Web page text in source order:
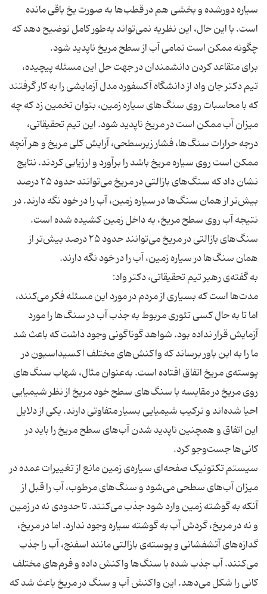
سیاره دورشده و بخشی هم در قطب‌ها به صورت یخ باقی مانده
است. با این حال، این نظریه نمی‌تواند به‌طور کامل توضیح دهد که
چگونه ممکن است تمامی آب از سطح مریخ ناپدید شود.
برای متقاعد کردن دانشمندان در جهت حل این مسئله پیچیده،
تیم دکتر جان واد از دانشگاه آکسفورد مدل آزمایشی را به کار گرفتند
که با محاسبات روی سنگ‌های سیاره زمین، بتوان تخمین زد که چه
میزان آب ممکن است در مریخ ناپدید شود. این تیم تحقیقاتی،
درجه حرارات سنگ‌ها، فشار زیر‌سطحی، آرایش کلی مریخ و هر آنچه
ممکن است روی سیاره مریخ باشد را برآورد و ارزیابی کردند. نتایج
نشان داد که سنگ‌های بازالتی در مریخ می‌توانند حدود ۲۵ درصد
بیش‌تر از همان سنگ‌ها در سیاره زمین، آب را در خود نگه دارند. در
نتیجه آب روی سطح مریخ، به داخل زمین کشیده شده است.
سنگ‌های بازالتی در مریخ می‌توانند حدود ۲۵ درصد بیش‌تر از
همان سنگ‌ها در سیاره زمین، آب را در خود نگه دارند.
به گفته‌ی رهبر تیم تحقیقاتی، دکتر واد:
مدت‌ها است که بسیاری از مردم در مورد این مسئله فکر می‌کنند،
اما تا به حال کسی تئوری مربوط به جذب آب در سنگ‌ها را مورد
آزمایش قرار نداده بود. شواهد گوناگونی وجود داشت که باعث شد
ما را به این باور برساند که واکنش‌های مختلف اکسیداسیون در
پوسته‌ی مریخ اتفاق افتاده است. به‌عنوان مثال، شهاب سنگ‌های
روی مریخ در مقایسه با سنگ‌های سطح خود مریخ از نظر شیمیایی
احیا شده‌اند و ترکیب شیمیایی بسیار متفاوتی دارند. یکی از دلایل
این اتفاق و همچنین ناپدید شدن آب‌های سطح مریخ را باید در
کانی‌ها جست‌و‌جو کرد.
سیستم تکتونیک صفحه‌ای سیاره‌ی زمین مانع از تغییرات عمده در
میزان آب‌های سطحی می‌شود و سنگ‌های مرطوب، آب را قبل از
آنکه به گوشته زمین وارد شود جذب می‌کنند. تا حدودی نه در زمین
و نه در مریخ، گردش آب به گوشته سیاره وجود ندارد. اما در مریخ،
گدازه‌های آتشفشانی و پوسته‌ی بازالتی مانند اسفنج، آب را جذب
می‌کنند. آب جذب شده با سنگ‌ها واکنش داده و فرم‌های مختلف
کانی را شکل می‌دهد. این واکنش آب و سنگ در مریخ باعث شد که